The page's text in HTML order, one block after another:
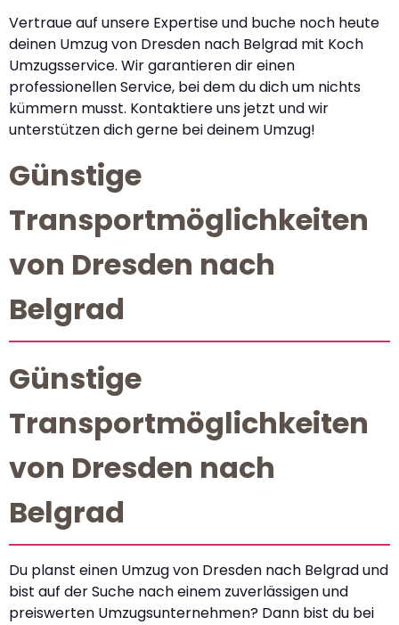
Vertraue auf unsere Expertise und buche noch heute
deinen Umzug von Dresden nach Belgrad mit Koch
Umzugsservice. Wir garantieren dir einen
professionellen Service, bei dem du dich um nichts
kümmern musst. Kontaktiere uns jetzt und wir
unterstützen dich gerne bei deinem Umzug!
Günstige
Transportmöglichkeiten
von Dresden nach
Belgrad
Günstige
Transportmöglichkeiten
von Dresden nach
Belgrad
Du planst einen Umzug von Dresden nach Belgrad und
bist auf der Suche nach einem zuverlässigen und
preiswerten Umzugsunternehmen? Dann bist du bei